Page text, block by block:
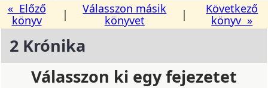
« Előző
könyv
|
Válasszon másik
könyvet
|
Következő
könyv »
2 Krónika
Válasszon ki egy fejezetet